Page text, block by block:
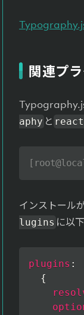
関連プ
aphy と
インストール
lugins に以
plugins :
{